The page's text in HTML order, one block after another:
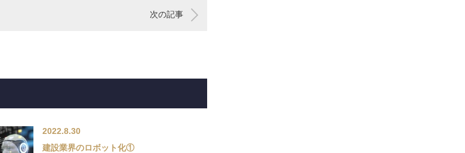
次の記事
2022.8.30
建設業界のロボット化①